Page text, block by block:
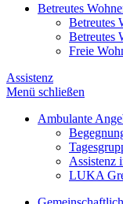
Betreutes
Betreutes
Betreutes
Freie
Assistenz
Menü schließen
Ambulante
Assistenz
LUKA